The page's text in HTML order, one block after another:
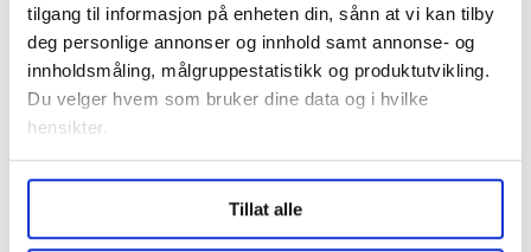
tilgang til informasjon på enheten din, sånn at vi kan tilby
deg personlige annonser og innhold samt annonse- og
innholdsmåling, målgruppestatistikk og produktutvikling.
Du velger hvem som bruker dine data og i hvilke
hensikter.
Undermer infokan du lese om hvordan dine personlige
data behandles og hvordan du kan velge hvordan de skal
brukes. Du kan hele tiden endre eller trekke tilbake ditt
Tillat alle
Beate Husetuft (2007) Universitetet i Bergen
Aftenposten (2014)
Intervju med Vesla Vetlesen
Følg oss på Facebook
LES OGSÅ: